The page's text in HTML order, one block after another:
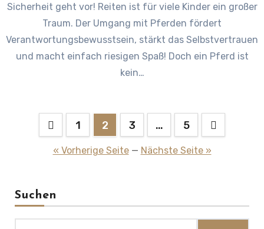
Sicherheit geht vor! Reiten ist für viele Kinder ein großer
Traum. Der Umgang mit Pferden fördert
Verantwortungsbewusstsein, stärkt das Selbstvertrauen
und macht einfach riesigen Spaß! Doch ein Pferd ist
kein…
Seitennummerierung
1 2 3 … 5
« Vorherige Seite— Nächste Seite »
Suchen